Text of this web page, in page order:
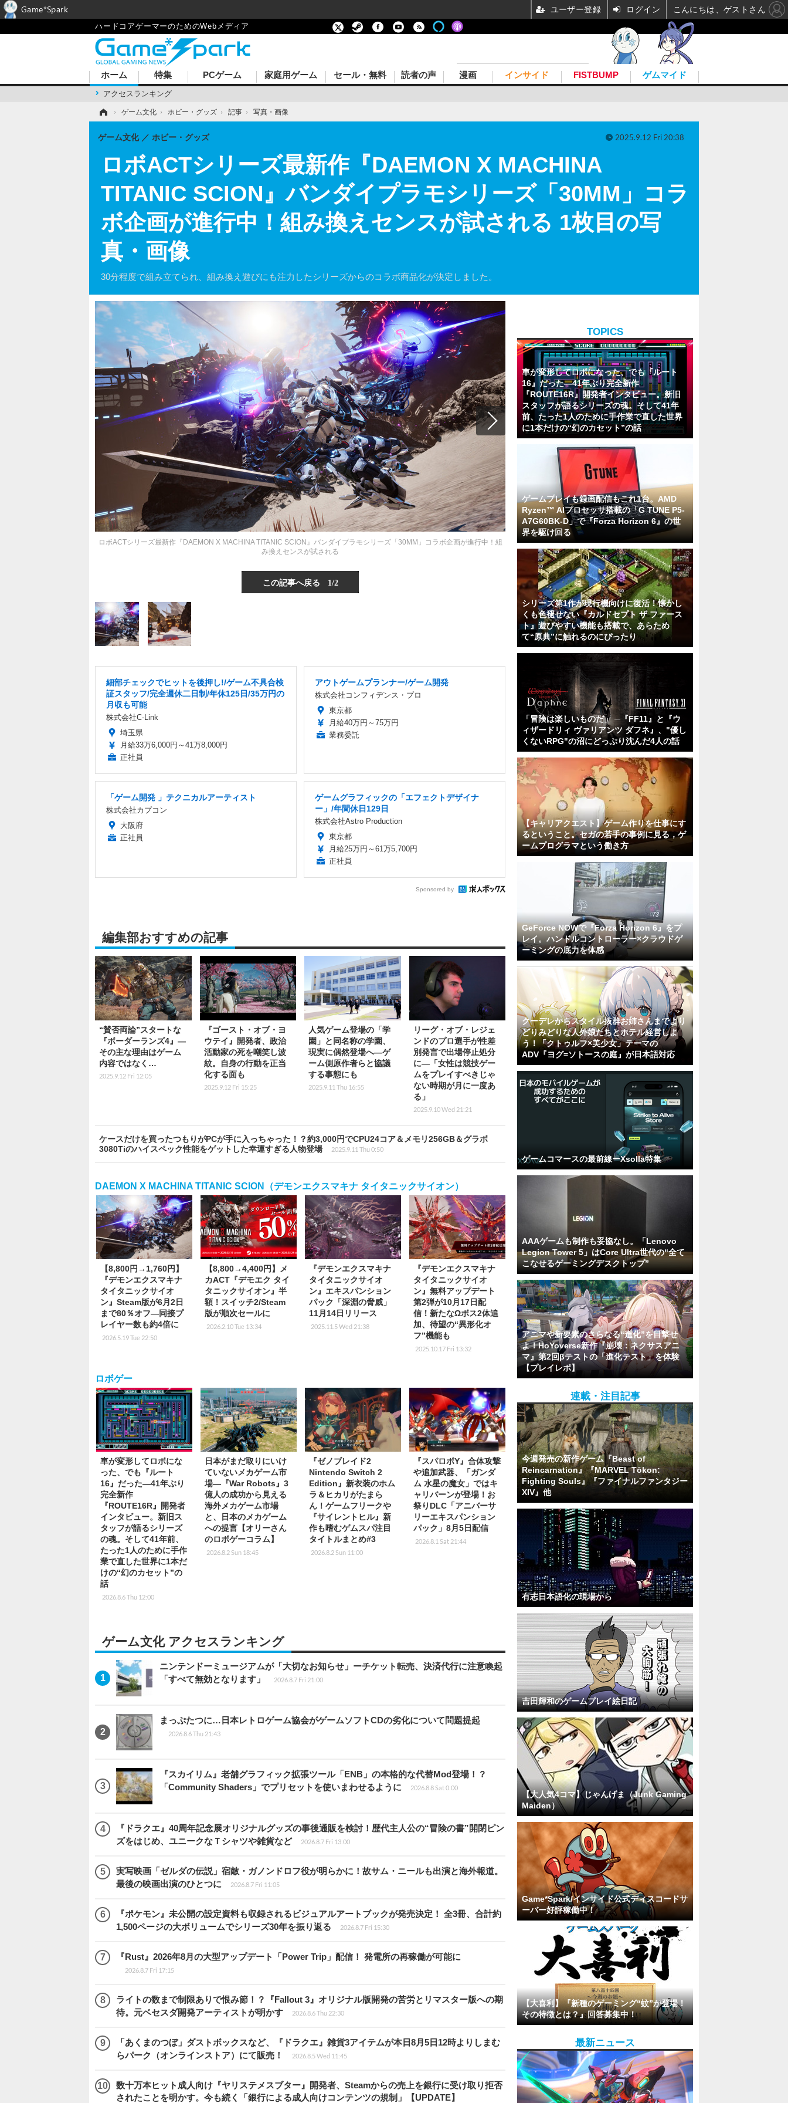
ハードコアゲーマーのためのWebメディア
ホーム
アクセスランキング
特集 PCゲーム 家庭用ゲーム セール・無料 読者の声 漫画 インサイド FISTBUMP ゲムマイド
› ゲーム文化 › ホビー・グッズ › 記事 › 写真・画像
ロボACTシリーズ最新作『DAEMON X MACHINA
TITANIC SCION』バンダイプラモシリーズ「30MM」コラ
ボ企画が進行中！組み換えセンスが試される 1枚目の写
真・画像
30分程度で組み立てられ、組み換え遊びにも注力したシリーズからのコラボ商品化が決定しました。
ゲーム文化 ホビー・グッズ 2025.9.12 Fri 20:38
ロボACTシリーズ最新作『DAEMON X MACHINA TITANIC SCION』バンダイプラモシリーズ「30MM」コラボ企画が進行中！組
み換えセンスが試される
この記事へ戻る 1/2
細部チェックでヒットを後押し!/ゲーム不具合検
証スタッフ/完全週休二日制/年休125日/35万円の
月収も可能
株式会社C-Link
埼玉県
月給33万6,000円～41万8,000円
正社員
アウトゲームプランナー/ゲーム開発
株式会社コンフィデンス・プロ
東京都
月給40万円～75万円
業務委託
「ゲーム開発 」テクニカルアーティスト
株式会社カプコン
大阪府
正社員
ゲームグラフィックの「エフェクトデザイナ
ー」/年間休日129日
株式会社Astro Production
東京都
月給25万円～61万5,700円
正社員
Sponsored by
編集部おすすめの記事
“賛否両論”スタートな
『ボーダーランズ4』―
その主な理由はゲーム
内容ではなく…
2025.9.12 Fri 12:05
『ゴースト・オブ・ヨ
ウテイ』開発者、政治
活動家の死を嘲笑し波
紋。自身の行動を正当
化する面も
2025.9.12 Fri 15:25
人気ゲーム登場の「学
園」と同名称の学園、
現実に偶然登場へ―ゲ
ーム側原作者らと協議
する事態にも
2025.9.11 Thu 16:55
リーグ・オブ・レジェ
ンドのプロ選手が性差
別発言で出場停止処分
に―「女性は競技ゲー
ムをプレイすべきじゃ
ない時期が月に一度あ
る」
2025.9.10 Wed 21:21
ケースだけを買ったつもりがPCが手に入っちゃった！？約3,000円でCPU24コア＆メモリ256GB＆グラボ
3080Tiのハイスペック性能をゲットした幸運すぎる人物登場
2025.9.11 Thu 0:50
DAEMON X MACHINA TITANIC SCION（デモンエクスマキナ タイタニックサイオン）
【8,800円→1,760円】
『デモンエクスマキナ
タイタニックサイオ
ン』Steam版が6月2日
まで80％オフ―同接プ
レイヤー数も約4倍に
2026.5.19 Tue 22:50
【8,800→4,400円】メ
カACT『デモエク タイ
タニックサイオン』半
額！スイッチ2/Steam
版が順次セールに
2026.2.10 Tue 13:34
『デモンエクスマキナ
タイタニックサイオ
ン』エキスパンション
パック「深淵の脅威」
11月14日リリース
2025.11.5 Wed 21:38
『デモンエクスマキナ
タイタニックサイオ
ン』無料アップデート
第2弾が10月17日配
信！新たなΩボス2体追
加、待望の“異形化オ
フ”機能も
2025.10.17 Fri 13:32
ロボゲー
車が変形してロボにな
った、でも『ルート
16』だった―41年ぶり
完全新作
『ROUTE16R』開発者
インタビュー。新旧ス
タッフが語るシリーズ
の魂。そして41年前、
たった1人のために手作
業で直した世界に1本だ
けの“幻のカセット”の
話
2026.8.6 Thu 12:00
日本がまだ取りにいけ
ていないメカゲーム市
場―『War Robots』3
億人の成功から見える
海外メカゲーム市場
と、日本のメカゲーム
への提言【オリーさん
のロボゲーコラム】
2026.8.2 Sun 18:45
『ゼノブレイド2
Nintendo Switch 2
Edition』新衣装のホム
ラ＆ヒカリがたまら
ん！ゲームフリークや
『サイレントヒル』新
作も嗜むゲムスパ注目
タイトルまとめ#3
2026.8.2 Sun 11:00
『スパロボY』合体攻撃
や追加武器、「ガンダ
ム 水星の魔女」ではキ
ャリバーンが登場！お
祭りDLC「アニバーサ
リーエキスパンション
パック」8月5日配信
2026.8.1 Sat 21:44
ゲーム文化 アクセスランキング
ニンテンドーミュージアムが「大切なお知らせ」ーチケット転売、決済代行に注意喚起
「すべて無効となります」
2026.8.7 Fri 21:00
まっぷたつに…日本レトロゲーム協会がゲームソフトCDの劣化について問題提起
2026.8.6 Thu 21:43
『スカイリム』老舗グラフィック拡張ツール「ENB」の本格的な代替Mod登場！？
「Community Shaders」でプリセットを使いまわせるように
2026.8.8 Sat 0:00
『ドラクエ』40周年記念展オリジナルグッズの事後通販を検討！歴代主人公の“冒険の書”開閉ピン
ズをはじめ、ユニークなＴシャツや雑貨など
2026.8.7 Fri 13:00
実写映画「ゼルダの伝説」宿敵・ガノンドロフ役が明らかに！故サム・ニールも出演と海外報道。
最後の映画出演のひとつに
2026.8.7 Fri 11:05
『ポケモン』未公開の設定資料も収録されるビジュアルアートブックが発売決定！ 全3冊、合計約
1,500ページの大ボリュームでシリーズ30年を振り返る
2026.8.7 Fri 15:30
『Rust』2026年8月の大型アップデート「Power Trip」配信！ 発電所の再稼働が可能に
2026.8.7 Fri 17:15
ライトの数まで制限ありで恨み節！？『Fallout 3』オリジナル版開発の苦労とリマスター版への期
待。元ベセスダ開発アーティストが明かす
2026.8.6 Thu 22:30
「あくまのつぼ」ダストボックスなど、『ドラクエ』雑貨3アイテムが本日8月5日12時よりしまむ
らパーク（オンラインストア）にて販売！
2026.8.5 Wed 11:45
数十万本ヒット成人向け『ヤリステメスブター』開発者、Steamからの売上を銀行に受け取り拒否
されたことを明かす。今も続く「銀行による成人向けコンテンツの規制」【UPDATE】
TOPICS
車が変形してロボになった、でも『ルート
16』だった―41年ぶり完全新作
『ROUTE16R』開発者インタビュー。新旧
スタッフが語るシリーズの魂。そして41年
前、たった1人のために手作業で直した世界
に1本だけの“幻のカセット”の話
ゲームプレイも録画配信もこれ1台。AMD
Ryzen™ AIプロセッサ搭載の「G TUNE P5-
A7G60BK-D」で『Forza Horizon 6』の世
界を駆け回る
シリーズ第1作が現行機向けに復活！懐かし
くも色褪せない『カルドセプト ザ ファース
ト』遊びやすい機能も搭載で、あらため
て“原典”に触れるのにぴったり
「冒険は楽しいものだ」 ─『FF11』と『ウ
ィザードリィ ヴァリアンツ ダフネ』、"優し
くないRPG"の沼にどっぷり沈んだ4人の話
【キャリアクエスト】ゲーム作りを仕事にす
るということ。セガの若手の事例に見る，ゲ
ームプログラマという働き方
GeForce NOWで『Forza Horizon 6』をプ
レイ。ハンドルコントローラー×クラウドゲ
ーミングの底力を体感
クーデレからスタイル抜群お姉さんまでより
どりみどりな人外娘たちとホテル経営しよ
う！「クトゥルフ×美少女」テーマの
ADV『ヨグ=ソトースの庭』が日本語対応
ゲームコマースの最前線ーXsolla特集
AAAゲームも制作も妥協なし。「Lenovo
Legion Tower 5」はCore Ultra世代の“全て
こなせるゲーミングデスクトップ”
アニマや新要素のさらなる“進化”を目撃せ
よ！HoYoverse新作『崩壊：ネクサスアニ
マ』第2回βテストの「進化テスト」を体験
【プレイレポ】
連載・注目記事
今週発売の新作ゲーム『Beast of
Reincarnation』『MARVEL Tōkon:
Fighting Souls』『ファイナルファンタジー
XIV』他
有志日本語化の現場から
吉田輝和のゲームプレイ絵日記
【大人気4コマ】じゃんげま（Junk Gaming
Maiden）
Game*Spark/インサイド公式ディスコードサ
ーバー好評稼働中！
【大喜利】『新種のゲーミング“蚊”が登場！
その特徴とは？』回答募集中！
最新ニュース
Game*Spark ユーザー登録 ログイン こんにちは、ゲストさん